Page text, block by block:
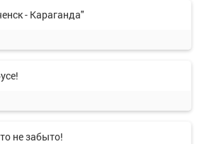
- Караганда"
не забыто!